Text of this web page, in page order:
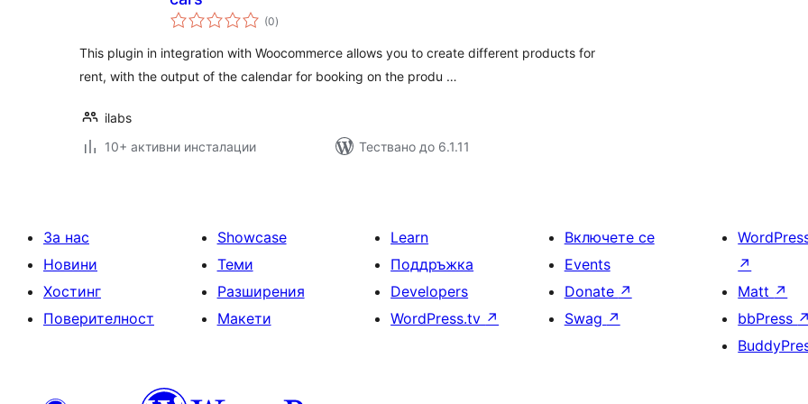
(0общо
оценки
)
This plugin in integration with Woocommerce allows you to create different products for
rent, with the output of the calendar for booking on the produ …
ilabs
10+ активни инсталации
Тествано до 6.1.11
За нас
Новини
Хостинг
Поверителност
Showcase
Теми
Разширения
Макети
Learn
Поддръжка
Developers
WordPress.tv ↗
Включете се
Events
Donate ↗
Swag ↗
↗
Matt ↗
bbPress ↗